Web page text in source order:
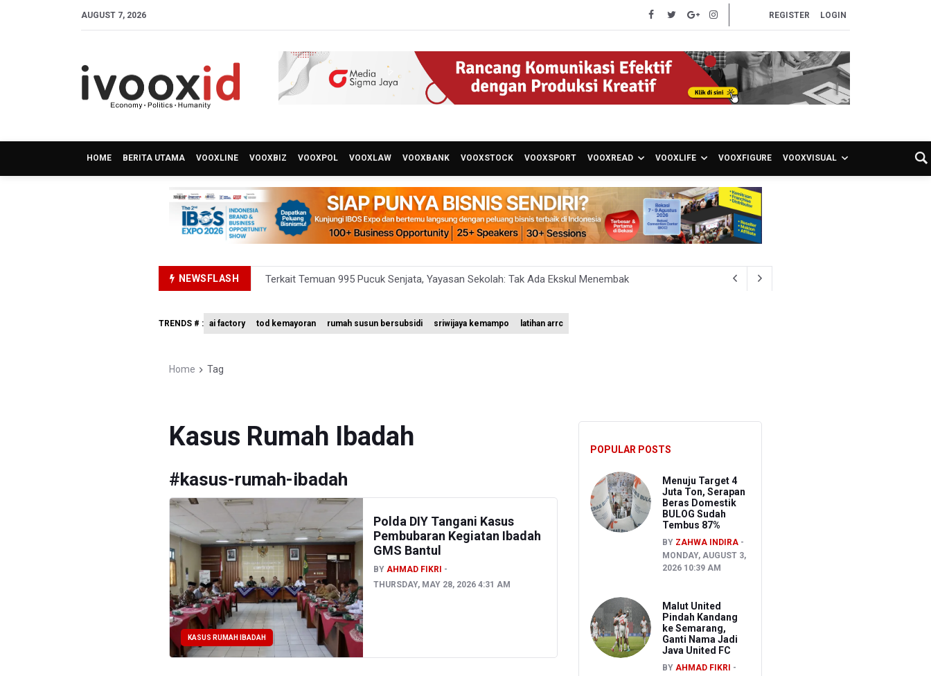
AUGUST 7, 2026 REGISTER LOGIN
HOME BERITA UTAMA VOOXLINE VOOXBIZ VOOXPOL VOOXLAW VOOXBANK VOOXSTOCK VOOXSPORT VOOXREAD VOOXLIFE VOOXFIGURE VOOXVISUAL
NEWSFLASH
Terkait Temuan 995 Pucuk Senjata, Yayasan Sekolah: Tak Ada Ekskul Menembak
Kementerian ESDM Kaji Pengembangan PLTS Sepanjang Jalan Tol Trans-Jawa
TRENDS # : ai factory tod kemayoran rumah susun bersubsidi sriwijaya kemampo latihan arrc
Home Tag
Kasus Rumah Ibadah
#kasus-rumah-ibadah
KASUS RUMAH IBADAH
Polda DIY Tangani Kasus
Pembubaran Kegiatan Ibadah
GMS Bantul
BY AHMAD FIKRI
THURSDAY, MAY 28, 2026 4:31 AM
POPULAR POSTS
Menuju Target 4
Juta Ton, Serapan
Beras Domestik
BULOG Sudah
Tembus 87%
BY ZAHWA INDIRA
MONDAY, AUGUST 3,
2026 10:39 AM
Malut United
Pindah Kandang
ke Semarang,
Ganti Nama Jadi
Java United FC
BY AHMAD FIKRI